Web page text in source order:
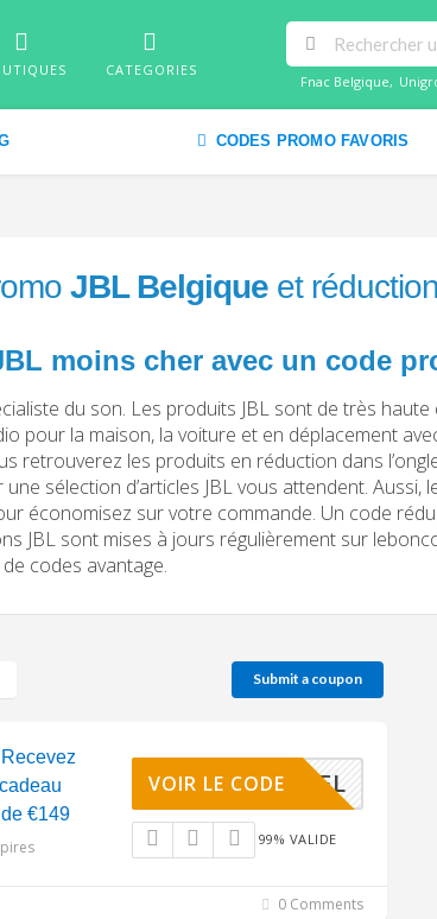
CATEGORIES
Fnac Belgique,
CODES PROMO FAVORIS
JBL Belgique et
moins cher avec un code
du son. Les produits JBL sont de très haute
pour la maison, la voiture et en déplacement
retrouverez les produits en réduction dans
une sélection d’articles JBL vous attendent.
économisez sur votre commande. Un code
JBL sont mises à jours régulièrement sur
codes avantage.
Submit a coupon
€149
LCLIPYEL
VOIR LE CODE
99% VALIDE
0 Comments